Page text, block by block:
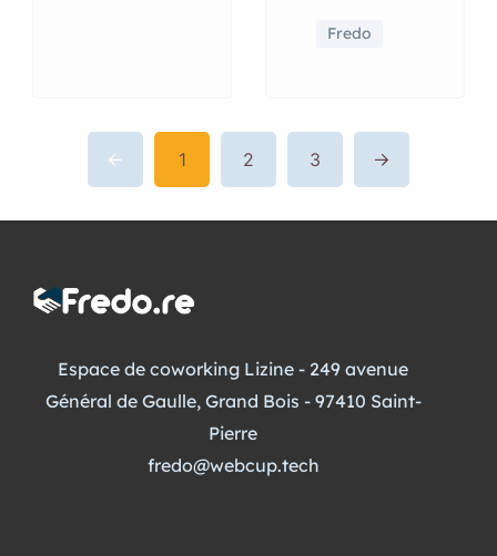
Fredo
1 2 3
Espace de coworking Lizine - 249 avenue
Général de Gaulle, Grand Bois - 97410 Saint-
Pierre
fredo@webcup.tech